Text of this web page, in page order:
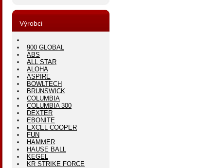
Výrobci
900 GLOBAL
ABS
ALL STAR
ALOHA
ASPIRE
BOWLTECH
BRUNSWICK
COLUMBIA
COLUMBIA 300
DEXTER
EBONITE
EXCEL COOPER
FUN
HAMMER
HAUSE BALL
KEGEL
KR STRIKE FORCE